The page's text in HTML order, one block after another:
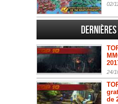
02/
Dernières
24/
de